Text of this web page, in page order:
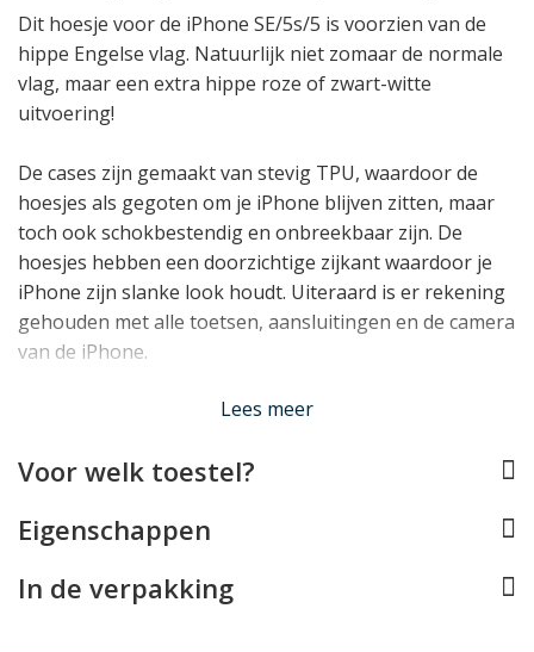
Dit hoesje voor de iPhone SE/5s/5 is voorzien van de
hippe Engelse vlag. Natuurlijk niet zomaar de normale
vlag, maar een extra hippe roze of zwart-witte
uitvoering!
De cases zijn gemaakt van stevig TPU, waardoor de
hoesjes als gegoten om je iPhone blijven zitten, maar
toch ook schokbestendig en onbreekbaar zijn. De
hoesjes hebben een doorzichtige zijkant waardoor je
iPhone zijn slanke look houdt. Uiteraard is er rekening
gehouden met alle toetsen, aansluitingen en de camera
van de iPhone.
Lees minder
Lees meer
Voor welk toestel?
Eigenschappen
In de verpakking